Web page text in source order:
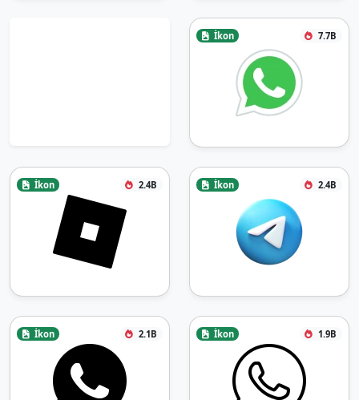
İkon 7.7B
İkon 2.4B İkon 2.4B
İkon 2.1B İkon 1.9B